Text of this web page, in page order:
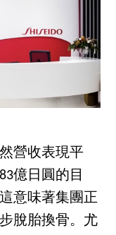
營收表現平
億日圓的目
意味著集團正
脫胎換骨。尤